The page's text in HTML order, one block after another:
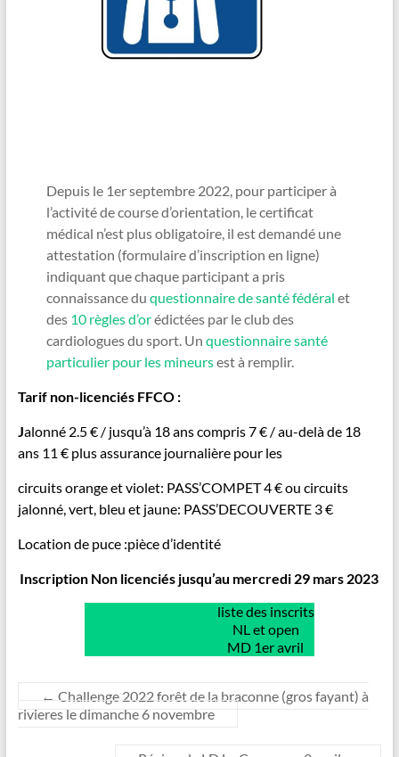
Depuis le 1er septembre 2022, pour participer à
l’activité de course d’orientation, le certificat
médical n’est plus obligatoire, il est demandé une
attestation (formulaire d’inscription en ligne)
indiquant que chaque participant a pris
connaissance duquestionnaire de santé fédéralet
des 10 règles d’orédictées par le club des
cardiologues du sport. Unquestionnaire santé
particulier pour les mineursest à remplir.
Tarif non-licenciés FFCO :
Jalonné 2.5 € / jusqu’à 18 ans compris 7 € / au-delà de 18
ans 11 € plus assurance journalière pour les
circuits orange et violet: PASS’COMPET 4 € ou circuits
jalonné, vert, bleu et jaune: PASS’DECOUVERTE 3 €
Location de puce :pièce d’identité
Inscription Non licenciés jusqu’au mercredi 29 mars 2023
liste des inscrits
NL et open
MD 1er avril
← Challenge 2022 forêt de la braconne (gros fayant) à
rivieres le dimanche 6 novembre